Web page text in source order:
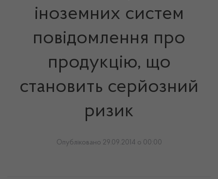
іноземних систем
повідомлення про
продукцію, що
становить серйозний
ризик
Опубліковано 29.09.2014 о 00:00